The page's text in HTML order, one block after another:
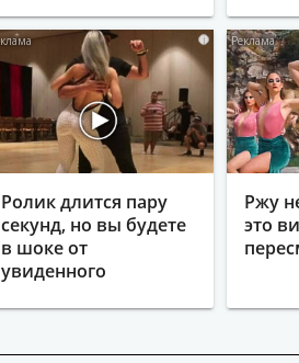
i
Ролик длится пару
секунд, но вы будете
в шоке от
увиденного
Ржу
это